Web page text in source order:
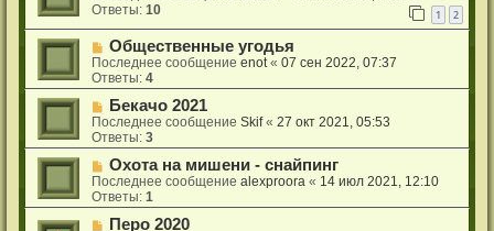
Ответы:10 1 2
Общественные угодья
Последнее сообщениеenot «07 сен 2022, 07:37
Ответы:4
Бекачо 2021
Последнее сообщениеSkif«27 окт 2021, 05:53
Ответы:3
Охота на мишени - снайпинг
Последнее сообщениеalexproora « 14 июл 2021, 12:10
Ответы:1
Перо 2020